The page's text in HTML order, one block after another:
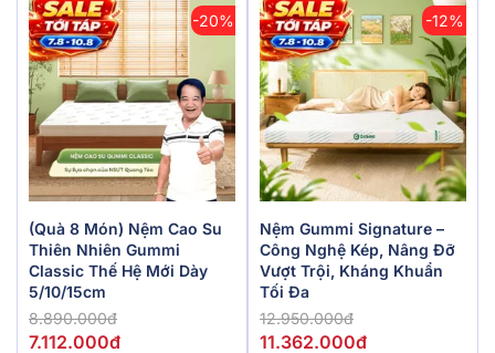
-20%
(Quà 8 Món) Nệm Cao Su
Thiên Nhiên Gummi
Classic Thế Hệ Mới Dày
5/10/15cm
8.890.000đ
7.112.000đ
-12%
Nệm Gummi Signature –
Công Nghệ Kép, Nâng Đỡ
Vượt Trội, Kháng Khuẩn
Tối Đa
12.950.000đ
11.362.000đ